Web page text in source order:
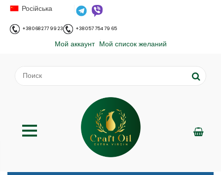
Російська
+38 068 277 99 23 +38 057 754 79 65
Мой аккаунт Мой список желаний